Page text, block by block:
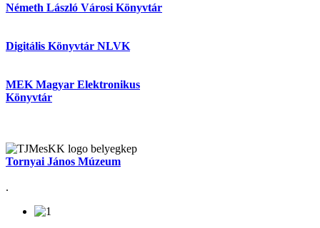
Németh László Városi Könyvtár
Digitális Könyvtár NLVK
MEK Magyar Elektronikus
Könyvtár
Tornyai János Múzeum
.